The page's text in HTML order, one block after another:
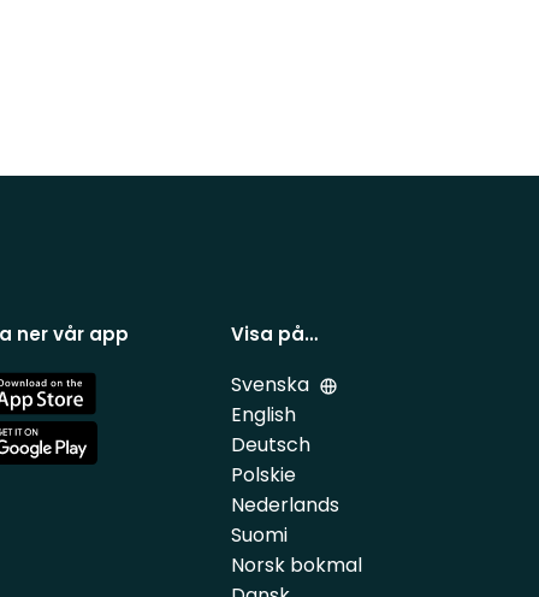
ner vår app Visa på…
Svenska
English
Deutsch
Polskie
Nederlands
Suomi
Norsk bokmal